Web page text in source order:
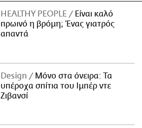
HEALTHY PEOPLE
Είναι καλό
πρωινό η βρόμη; Ένας γιατρός
απαντά
Design
Μόνο στα όνειρα: Τα
υπέροχα σπίτια του Ιμπέρ ντε
Ζιβανσί